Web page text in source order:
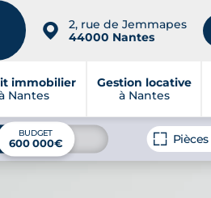
📍
2, rue de Jemmapes
44000 Nantes
immobilier
Nantes
Gestion locative
à Nantes
BUDGET
600 000€ Pièces